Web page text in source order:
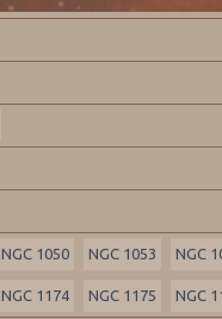
NGC 1050 NGC 1053 NGC
NGC 1174 NGC 1175 NGC